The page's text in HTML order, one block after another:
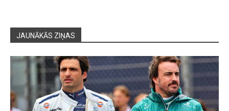
JAUNĀKĀS ZIŅAS